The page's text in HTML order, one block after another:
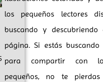
los pequeños lectores
buscando y descubriendo
página. Si estás
para compartir con
pequeños, no te pierdas